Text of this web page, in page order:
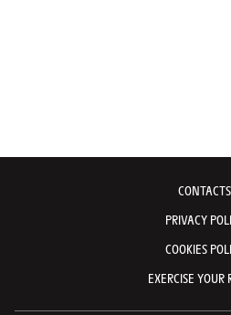
CONTACTS
PRIVACY
COOKIES
EXERCISE YOUR